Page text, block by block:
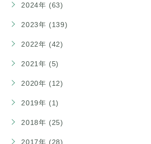
2024年 (63)
2023年 (139)
2022年 (42)
2021年 (5)
2020年 (12)
2019年 (1)
2018年 (25)
2017年 (28)